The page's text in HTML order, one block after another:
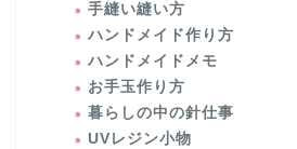
手縫い縫い方
ハンドメイド作り方
ハンドメイドメモ
お手玉作り方
暮らしの中の針仕事
UVレジン小物